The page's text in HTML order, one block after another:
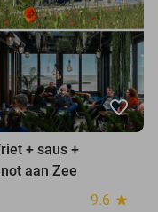
favorite_border
+ saus +
aan Zee
9.6 star